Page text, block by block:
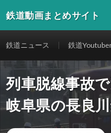
鉄道動画まとめサイト
鉄道ニュース 鉄道
列車脱線事故
岐阜県の長良